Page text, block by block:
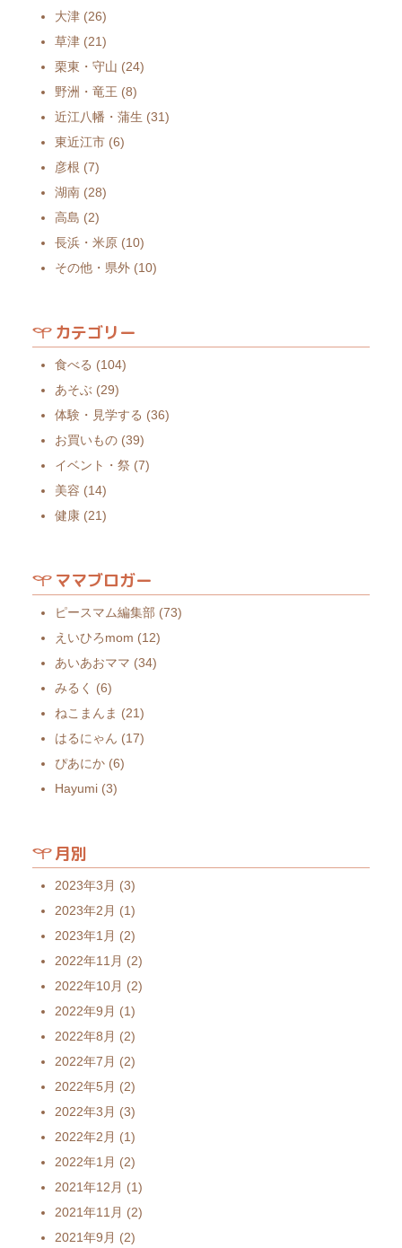
大津(26)
草津(21)
栗東・守山 (24)
野洲・竜王 (8)
近江八幡・蒲生 (31)
東近江市(6)
彦根 (7)
湖南(28)
高島 (2)
長浜・米原(10)
その他・県外(10)
カテゴリー
食べる (104)
あそぶ (29)
体験・見学する (36)
お買いもの(39)
イベント・祭 (7)
美容 (14)
健康(21)
ママブロガー
ピースマム編集部 (73)
えいひろmom (12)
あいあおママ (34)
みるく
(6)
ねこまんま (21)
はるにゃん (17)
ぴあにか(6)
Hayumi(3)
月別
2023年3月 (3)
2023年2月 (1)
2023年1月 (2)
2022年11月 (2)
2022年10月 (2)
2022年9月 (1)
2022年8月 (2)
2022年7月 (2)
2022年5月 (2)
2022年3月 (3)
2022年2月 (1)
2022年1月 (2)
2021年12月 (1)
2021年11月 (2)
2021年9月 (2)